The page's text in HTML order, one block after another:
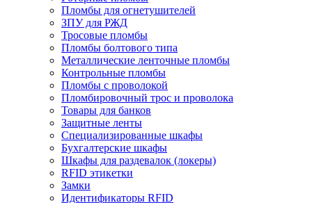
Пломбы для огнетушителей
ЗПУ для РЖД
Тросовые пломбы
Пломбы болтового типа
Металлические ленточные пломбы
Контрольные пломбы
Пломбы с проволокой
Пломбировочный трос и проволока
Товары для банков
Защитные ленты
Cпециализированные шкафы
Бухгалтерские шкафы
Шкафы для раздевалок (локеры)
RFID этикетки
Замки
Идентификаторы RFID